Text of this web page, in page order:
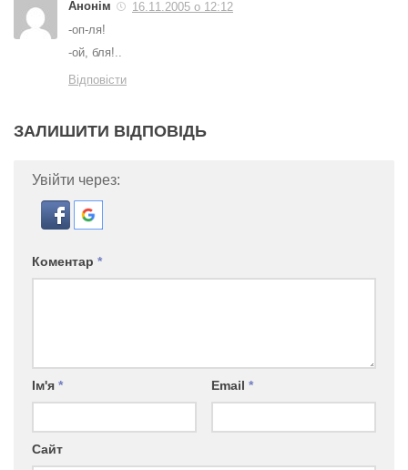
Анонім
16.11.2005 о 12:12
-оп-ля!
-ой, бля!..
Відповісти
ЗАЛИШИТИ ВІДПОВІДЬ
Увійти через:
Коментар *
Ім'я * Email *
Сайт